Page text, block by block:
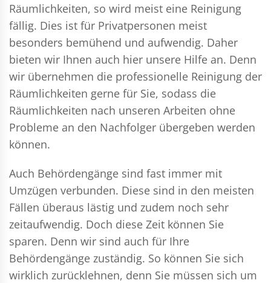
Räumlichkeiten, so wird meist eine Reinigung
fällig. Dies ist für Privatpersonen meist
besonders bemühend und aufwendig. Daher
bieten wir Ihnen auch hier unsere Hilfe an. Denn
wir übernehmen die professionelle Reinigung der
Räumlichkeiten gerne für Sie, sodass die
Räumlichkeiten nach unseren Arbeiten ohne
Probleme an den Nachfolger übergeben werden
können.
Auch Behördengänge sind fast immer mit
Umzügen verbunden. Diese sind in den meisten
Fällen überaus lästig und zudem noch sehr
zeitaufwendig. Doch diese Zeit können Sie
sparen. Denn wir sind auch für Ihre
Behördengänge zuständig. So können Sie sich
wirklich zurücklehnen, denn Sie müssen sich um